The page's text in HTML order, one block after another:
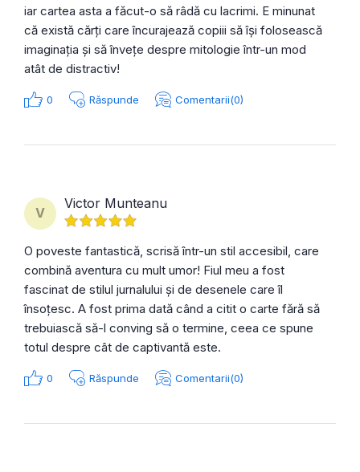
iar cartea asta a făcut-o să râdă cu lacrimi. E minunat
că există cărți care încurajează copiii să își folosească
imaginația și să învețe despre mitologie într-un mod
atât de distractiv!
0 Răspunde Comentarii(0)
V
Victor Munteanu
O poveste fantastică, scrisă într-un stil accesibil, care
combină aventura cu mult umor! Fiul meu a fost
fascinat de stilul jurnalului și de desenele care îl
însoțesc. A fost prima dată când a citit o carte fără să
trebuiască să-l conving să o termine, ceea ce spune
totul despre cât de captivantă este.
0 Răspunde Comentarii(0)